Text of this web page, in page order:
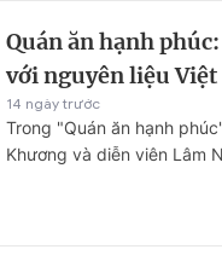
Quán ăn hạnh
với nguyên liệu Việt
14 ngày trước
Trong "Quán ăn hạnh
Khương và diễn viên Lâm